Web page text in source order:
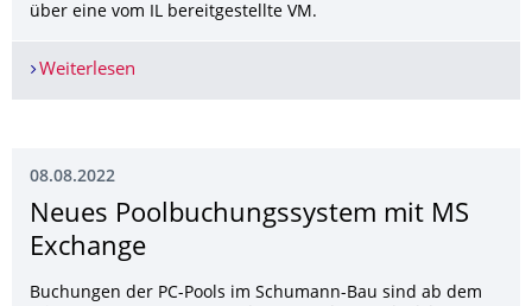
über eine vom IL bereitgestellte VM.
Weiterlesen
08.08.2022
Neues Poolbuchungssystem mit MS
Exchange
Buchungen der PC-Pools im Schumann-Bau sind ab dem